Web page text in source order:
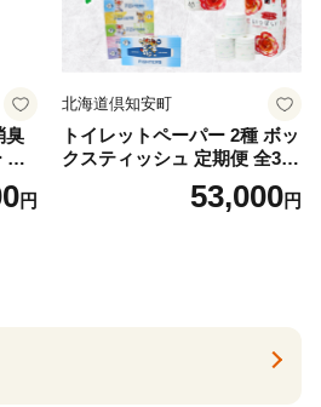
臭
し
ア
パ円
北海道倶知安町
トイレットペーパー 2種 ボッ
クスティッシュ 定期便 全3
回 日本製 まとめ買い 防災
常備品 日用雑貨 消耗品 生活
53,000円